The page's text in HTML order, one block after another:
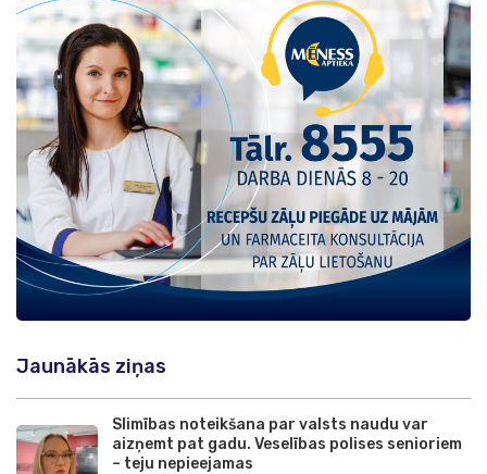
Jaunākās ziņas
Slimības noteikšana par valsts naudu var
aizņemt pat gadu. Veselības polises senioriem
– teju nepieejamas